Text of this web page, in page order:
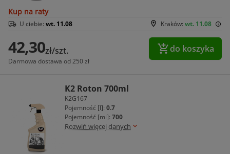
Kup na raty
Kraków: wt. 11.08
U ciebie: wt. 11.08
42,30zł/szt.
Darmowa dostawa od 250 zł
do koszyka
K2 Roton 700ml
K2G167
Pojemność [l]: 0.7
Pojemność [ml]: 700
Rozwiń więcej danych